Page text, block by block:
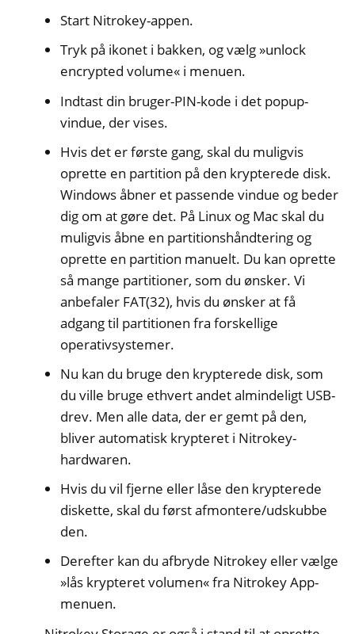
Start Nitrokey-appen.
Tryk på ikonet i bakken, og vælg »unlock
encrypted volume« i menuen.
Indtast din bruger-PIN-kode i det popup-
vindue, der vises.
Hvis det er første gang, skal du muligvis
oprette en partition på den krypterede disk.
Windows åbner et passende vindue og beder
dig om at gøre det. På Linux og Mac skal du
muligvis åbne en partitionshåndtering og
oprette en partition manuelt. Du kan oprette
så mange partitioner, som du ønsker. Vi
anbefaler FAT(32), hvis du ønsker at få
adgang til partitionen fra forskellige
operativsystemer.
Nu kan du bruge den krypterede disk, som
du ville bruge ethvert andet almindeligt USB-
drev. Men alle data, der er gemt på den,
bliver automatisk krypteret i Nitrokey-
hardwaren.
Hvis du vil fjerne eller låse den krypterede
diskette, skal du først afmontere/udskubbe
den.
Derefter kan du afbryde Nitrokey eller vælge
»lås krypteret volumen« fra Nitrokey App-
menuen.